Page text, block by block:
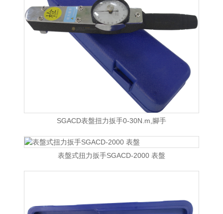
SGACD表盤扭力扳手0-30N.m,腳手
表盤式扭力扳手SGACD-2000 表盤